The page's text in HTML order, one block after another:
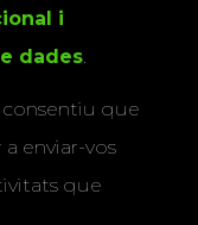
i
dades.
consentiu que
enviar-vos
que